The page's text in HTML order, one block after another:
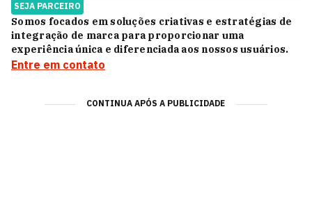
SEJA PARCEIRO
Somos focados em soluções criativas e estratégias de
integração de marca para proporcionar uma
experiência única e diferenciada aos nossos usuários.
Entre em contato
CONTINUA APÓS A PUBLICIDADE